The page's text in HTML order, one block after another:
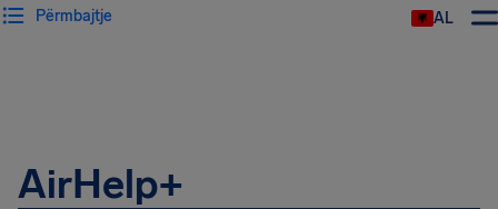
AL
Përmbajtje
AirHelp+